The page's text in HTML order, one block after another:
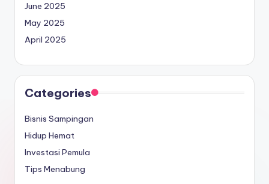
June 2025
May 2025
April 2025
Categories
Bisnis Sampingan
Hidup Hemat
Investasi Pemula
Tips Menabung